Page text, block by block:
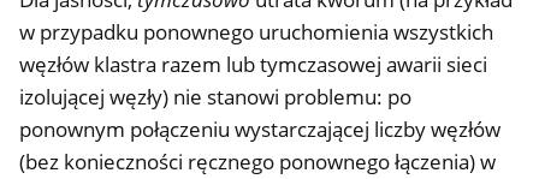
w przypadku ponownego uruchomienia wszystkich
węzłów klastra razem lub tymczasowej awarii sieci
izolującej węzły) nie stanowi problemu: po
ponownym połączeniu wystarczającej liczby węzłów
(bez konieczności ręcznego ponownego łączenia) w